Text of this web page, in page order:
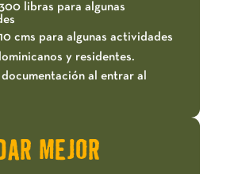
libras para algunas
cms para algunas actividades
y residentes.
al entrar al
MEJOR